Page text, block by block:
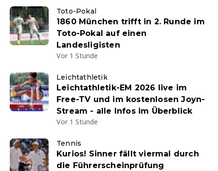
Toto-Pokal
1860 München trifft in 2. Runde im
Toto-Pokal auf einen
Landesligisten
Vor 1 Stunde
Leichtathletik
Leichtathletik-EM 2026 live im
Free-TV und im kostenlosen Joyn-
Stream - alle Infos im Überblick
Vor 1 Stunde
Tennis
Kurios! Sinner fällt viermal durch
die Führerscheinprüfung